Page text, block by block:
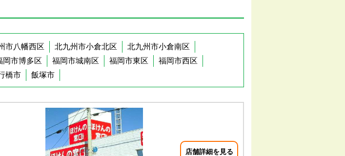
市八幡西区 北九州市小倉北区
北九州市小倉南区
岡市博多区 福岡市城南区 福岡市東区
福岡市西区
橋市 飯塚市
店舗詳細を見る